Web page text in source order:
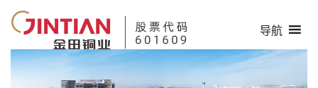
导航